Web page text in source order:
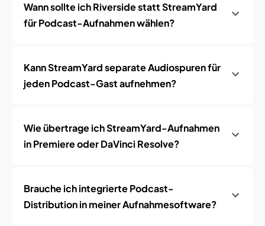
Wann sollte ich Riverside statt StreamYard
für Podcast-Aufnahmen wählen?
Kann StreamYard separate Audiospuren für
jeden Podcast-Gast aufnehmen?
Wie übertrage ich StreamYard-Aufnahmen
in Premiere oder DaVinci Resolve?
Brauche ich integrierte Podcast-
Distribution in meiner Aufnahmesoftware?